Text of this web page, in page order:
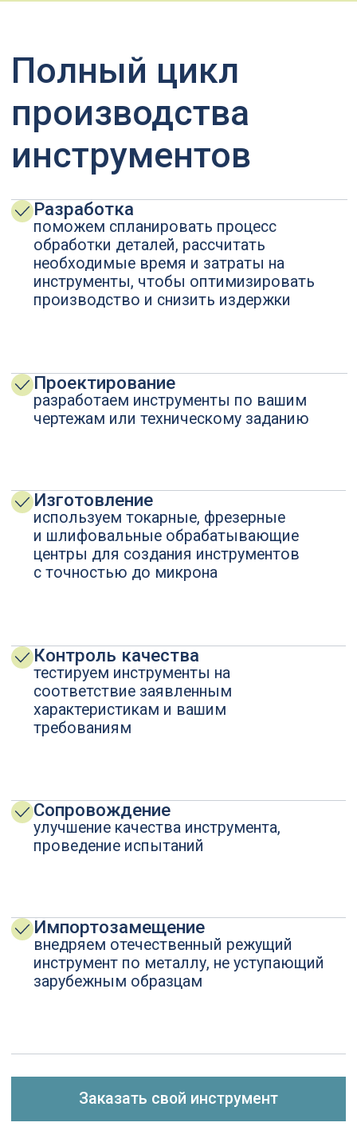
Контроль качества
соответствие заявленным
характеристикам и вашим
требованиям
Заказать свой инструмент
Импортозамещение
внедряем отечественный режущий
инструмент по металлу, не уступающий
улучшение качества инструмента,
проведение испытаний
Развертки специальные
Пластины специальные
Цековки
Державки токарные
Твердосплавные фрезы
Фрезы с пластинами (СМП)
Расточные системы специальные
Станочные приспособления